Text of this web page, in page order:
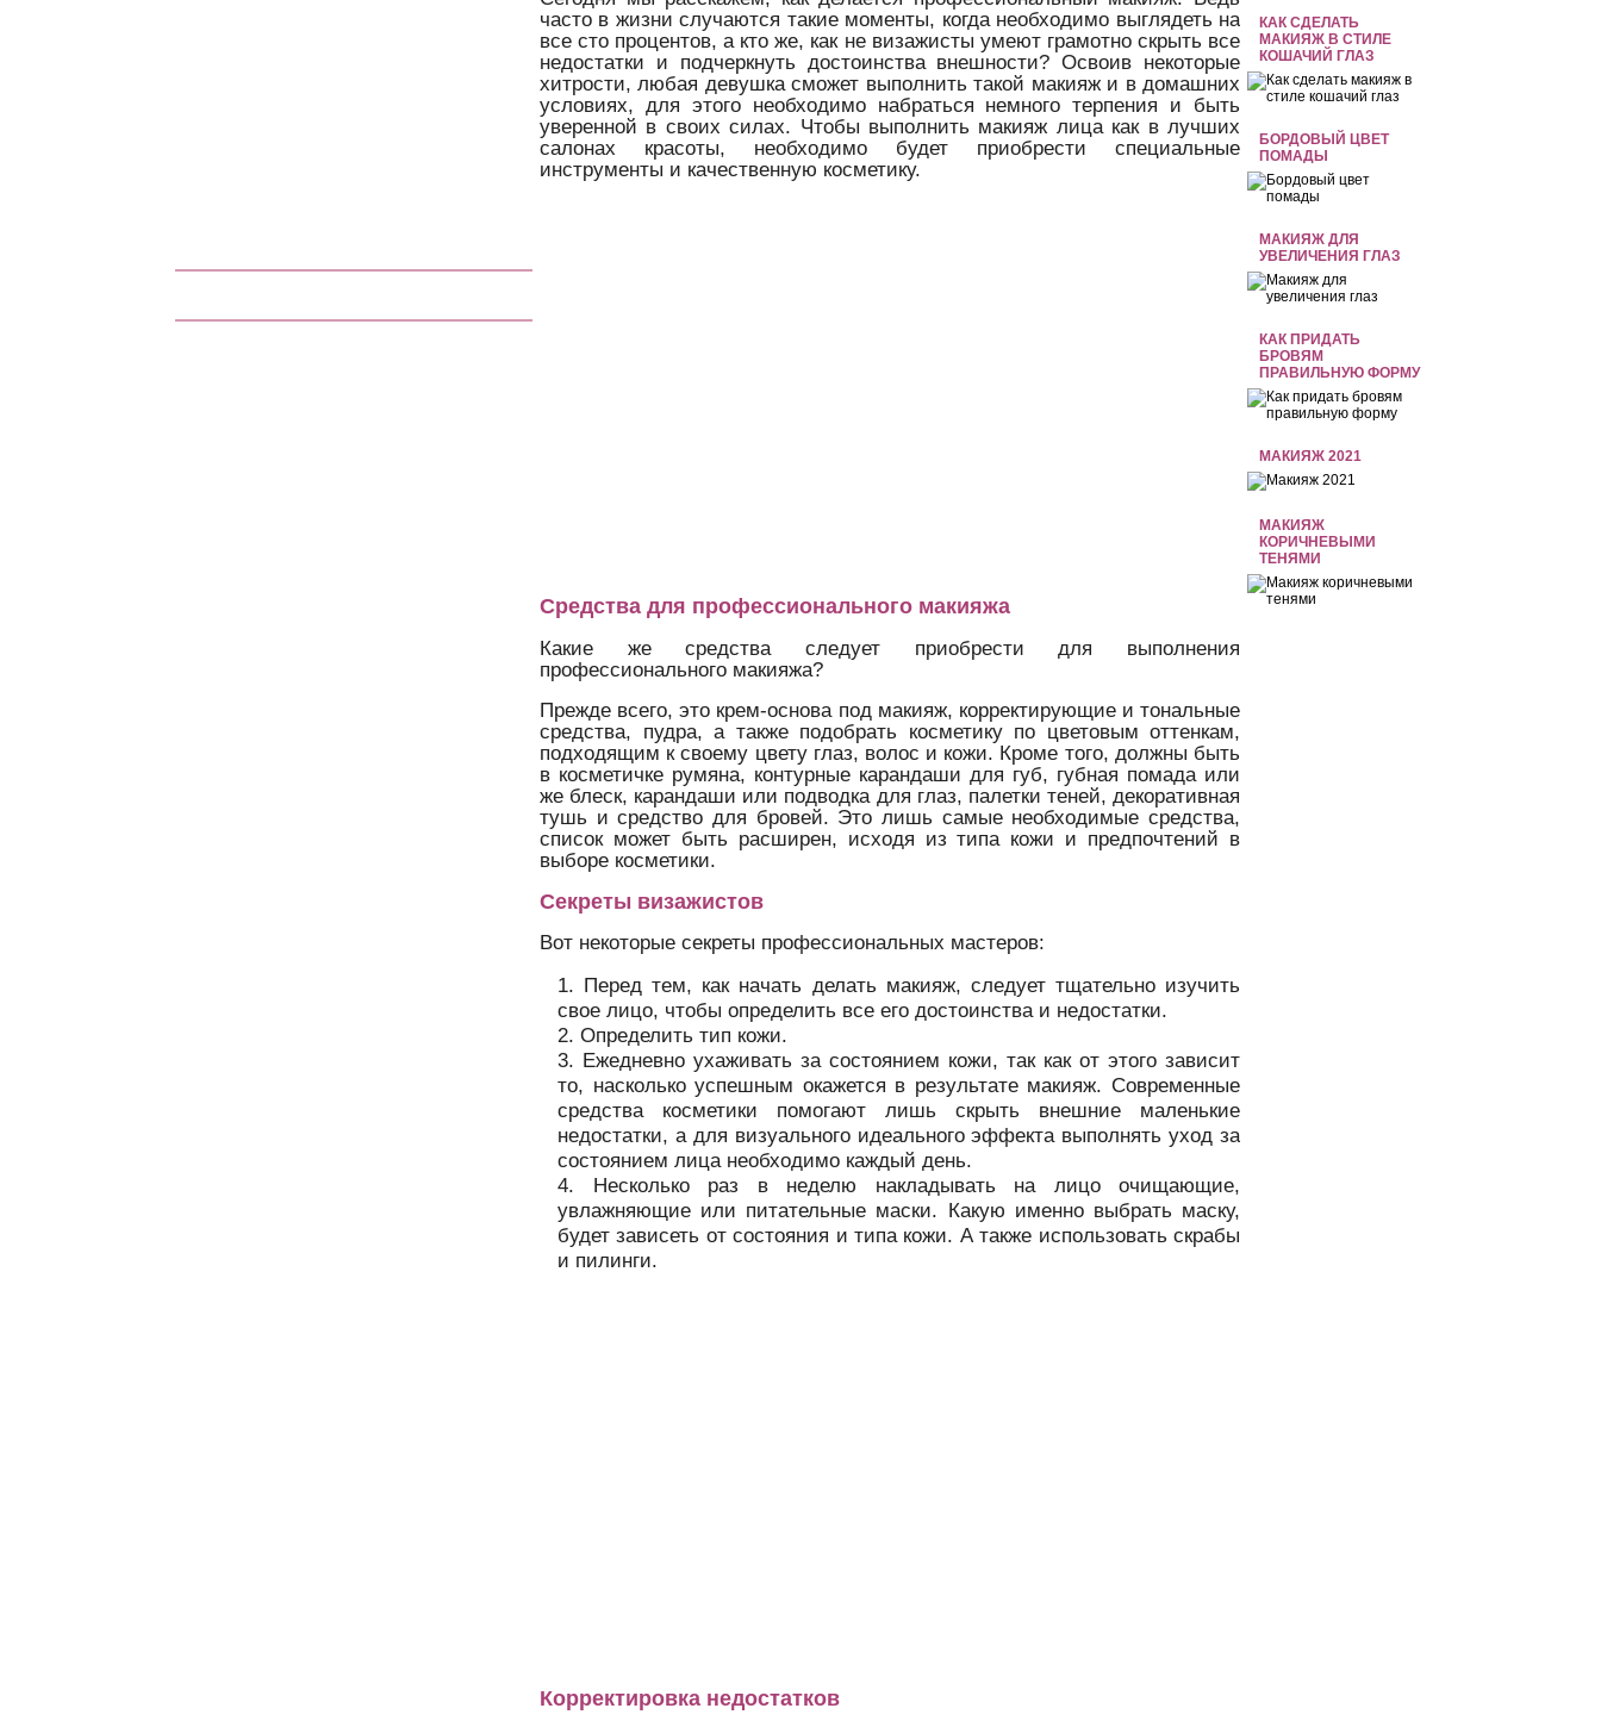
КАК СДЕЛАТЬ
МАКИЯЖ В СТИЛЕ
КОШАЧИЙ ГЛАЗ
БОРДОВЫЙ ЦВЕТ
ПОМАДЫ
МАКИЯЖ ДЛЯ
УВЕЛИЧЕНИЯ ГЛАЗ
КАК ПРИДАТЬ
БРОВЯМ
ПРАВИЛЬНУЮ ФОРМУ
МАКИЯЖ 2021
МАКИЯЖ
КОРИЧНЕВЫМИ
ТЕНЯМИ
часто в жизни случаются такие моменты, когда необходимо выглядеть на
все сто процентов, а кто же, как не визажисты умеют грамотно скрыть все
недостатки и подчеркнуть достоинства внешности? Освоив некоторые
хитрости, любая девушка сможет выполнить такой макияж и в домашних
условиях, для этого необходимо набраться немного терпения и быть
уверенной в своих силах. Чтобы выполнить макияж лица как в лучших
салонах красоты, необходимо будет приобрести специальные
инструменты и качественную косметику.
Средства для профессионального макияжа
Какие же средства следует приобрести для выполнения
профессионального макияжа?
Прежде всего, это крем-основа под макияж, корректирующие и тональные
средства, пудра, а также подобрать косметику по цветовым оттенкам,
подходящим к своему цвету глаз, волос и кожи. Кроме того, должны быть
в косметичке румяна, контурные карандаши для губ, губная помада или
же блеск, карандаши или подводка для глаз, палетки теней, декоративная
тушь и средство для бровей. Это лишь самые необходимые средства,
список может быть расширен, исходя из типа кожи и предпочтений в
выборе косметики.
Секреты визажистов
Вот некоторые секреты профессиональных мастеров:
Перед тем, как начать делать макияж, следует тщательно изучить
свое лицо, чтобы определить все его достоинства и недостатки.
Определить тип кожи.
Ежедневно ухаживать за состоянием кожи, так как от этого зависит
то, насколько успешным окажется в результате макияж. Современные
средства косметики помогают лишь скрыть внешние маленькие
недостатки, а для визуального идеального эффекта выполнять уход за
состоянием лица необходимо каждый день.
Несколько раз в неделю накладывать на лицо очищающие,
увлажняющие или питательные маски. Какую именно выбрать маску,
будет зависеть от состояния и типа кожи. А также использовать скрабы
и пилинги.
Корректировка недостатков